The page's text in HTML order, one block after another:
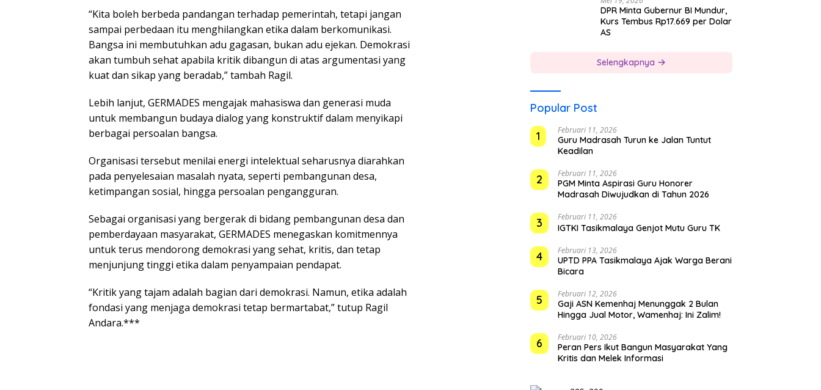
“Kita boleh berbeda pandangan terhadap pemerintah, tetapi jangan
sampai perbedaan itu menghilangkan etika dalam berkomunikasi.
Bangsa ini membutuhkan adu gagasan, bukan adu ejekan. Demokrasi
akan tumbuh sehat apabila kritik dibangun di atas argumentasi yang
kuat dan sikap yang beradab,” tambah Ragil.
Lebih lanjut, GERMADES mengajak mahasiswa dan generasi muda
untuk membangun budaya dialog yang konstruktif dalam menyikapi
berbagai persoalan bangsa.
Organisasi tersebut menilai energi intelektual seharusnya diarahkan
pada penyelesaian masalah nyata, seperti pembangunan desa,
ketimpangan sosial, hingga persoalan pengangguran.
Sebagai organisasi yang bergerak di bidang pembangunan desa dan
pemberdayaan masyarakat, GERMADES menegaskan komitmennya
untuk terus mendorong demokrasi yang sehat, kritis, dan tetap
menjunjung tinggi etika dalam penyampaian pendapat.
“Kritik yang tajam adalah bagian dari demokrasi. Namun, etika adalah
fondasi yang menjaga demokrasi tetap bermartabat,” tutup Ragil
Andara.***
DPR Minta Gubernur BI Mundur,
Kurs Tembus Rp17.669 per Dolar
AS
Selengkapnya
Popular Post
1
Februari 11, 2026
Guru Madrasah Turun ke Jalan Tuntut
Keadilan
2 Februari 11, 2026
PGM Minta Aspirasi Guru Honorer
Madrasah Diwujudkan di Tahun 2026
3 Februari 11, 2026
IGTKI Tasikmalaya Genjot Mutu Guru TK
4 Februari 13, 2026
UPTD PPA Tasikmalaya Ajak Warga Berani
Bicara
5 Februari 12, 2026
Gaji ASN Kemenhaj Menunggak 2 Bulan
Hingga Jual Motor, Wamenhaj: Ini Zalim!
6 Februari 10, 2026
Peran Pers Ikut Bangun Masyarakat Yang
Kritis dan Melek Informasi